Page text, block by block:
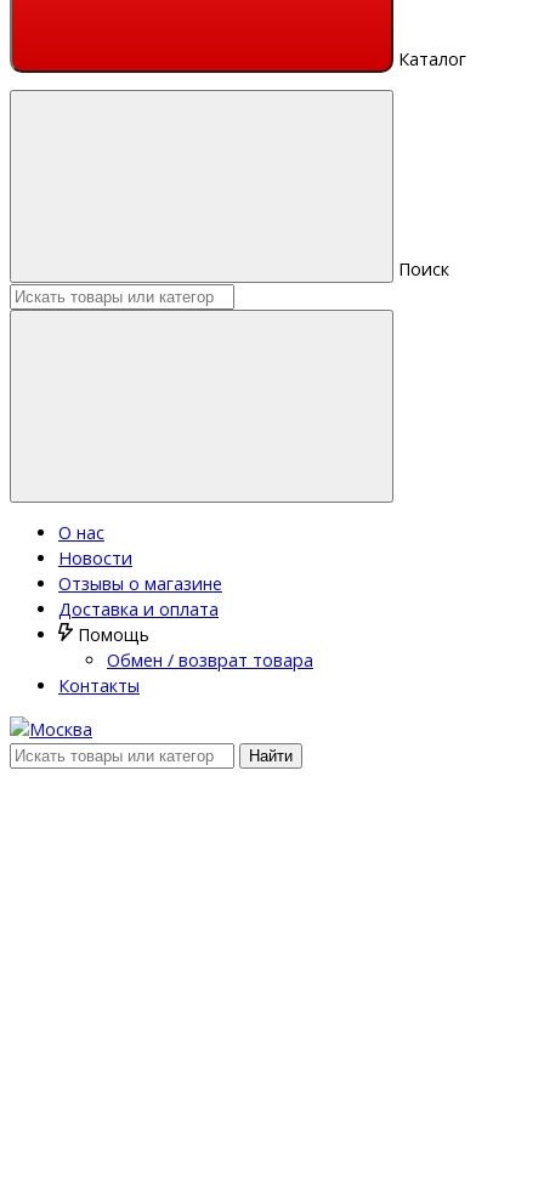
Каталог
Поиск
О нас
Новости
Отзывы о магазине
Доставка и оплата
Помощь
Обмен / возврат товара
Контакты
Найти